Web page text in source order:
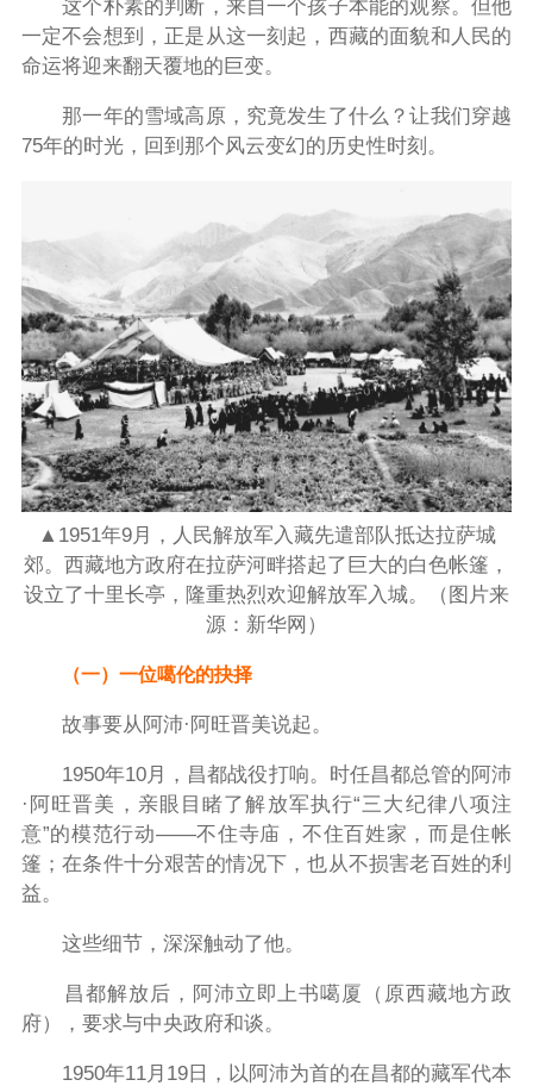
这个朴素的判断，来自一个孩子本能的观察。但他
一定不会想到，正是从这一刻起，西藏的面貌和人民的
命运将迎来翻天覆地的巨变。
那一年的雪域高原，究竟发生了什么？让我们穿越
75年的时光，回到那个风云变幻的历史性时刻。
▲1951年9月，人民解放军入藏先遣部队抵达拉萨城
郊。西藏地方政府在拉萨河畔搭起了巨大的白色帐篷，
设立了十里长亭，隆重热烈欢迎解放军入城。（图片来
源：新华网）
（一）一位噶伦的抉择
故事要从阿沛·阿旺晋美说起。
1950年10月，昌都战役打响。时任昌都总管的阿沛
·阿旺晋美，亲眼目睹了解放军执行“三大纪律八项注
意”的模范行动——不住寺庙，不住百姓家，而是住帐
篷；在条件十分艰苦的情况下，也从不损害老百姓的利
益。
这些细节，深深触动了他。
昌都解放后，阿沛立即上书噶厦（原西藏地方政
府），要求与中央政府和谈。
1950年11月19日，以阿沛为首的在昌都的藏军代本